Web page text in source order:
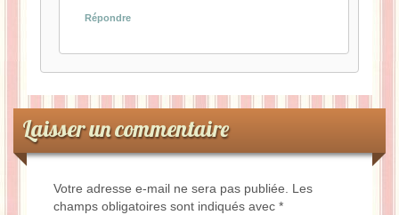
Répondre
Laisser un commentaire
Votre adresse e-mail ne sera pas publiée. Les
champs obligatoires sont indiqués avec *